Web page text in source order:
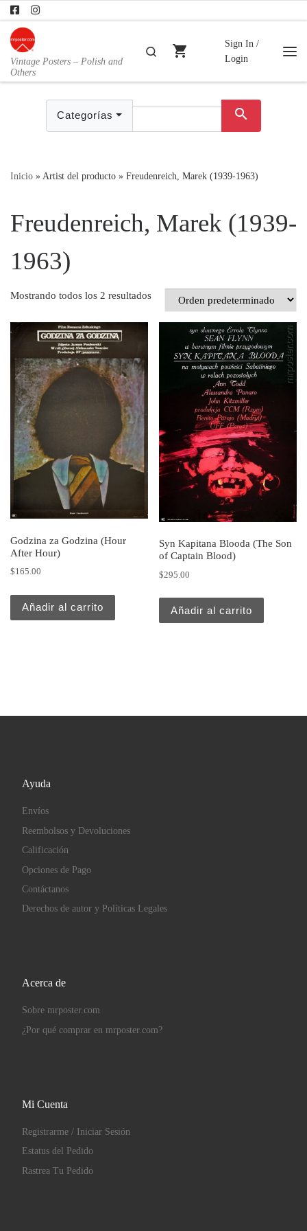
Skip to content
Vintage Posters – Polish and
Others
Buscar
shopping_cart
Sign In /
Login
Categorías search
Inicio »Artist del producto » Freudenreich, Marek (1939-1963)
Freudenreich, Marek (1939-
1963)
Mostrando todos los 2 resultados
Godzina za Godzina (Hour
After Hour)
$165.00
Añadir al carrito
Syn Kapitana Blooda (The Son
of Captain Blood)
$295.00
Añadir al carrito
Ayuda
Envíos
Reembolsos y Devoluciones
Calificación
Opciones de Pago
Contáctanos
Derechos de autor y Políticas Legales
Acerca de
Sobre mrposter.com
¿Por qué comprar en mrposter.com?
Mi Cuenta
Registrarme / Iniciar Sesión
Estatus del Pedido
Rastrea Tu Pedido